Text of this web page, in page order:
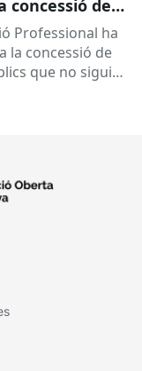
concessió de
per al
de formació i
Professional ha
la concessió de
que no siguin